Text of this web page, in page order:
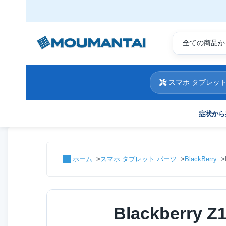
症状か
スマホ タブレッ
ホーム スマホ タブレット パーツ BlackBerry
Blackberry